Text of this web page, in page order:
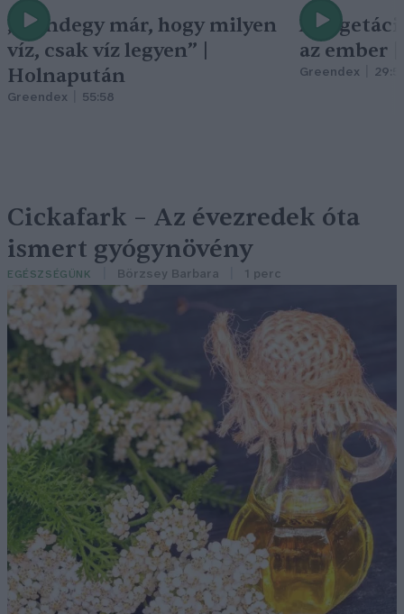
„Mindegy már, hogy milyen
víz, csak víz legyen” |
Holnapután
Greendex 55:58
A
az ember
Greendex
Cickafark – Az évezredek óta
ismert gyógynövény
EGÉSZSÉGÜNK Börzsey Barbara 1 perc